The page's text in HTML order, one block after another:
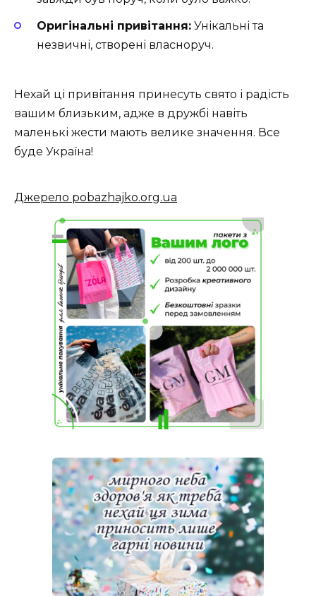
Оригінальні привітання: Унікальні та
незвичні, створені власноруч.
Нехай ці привітання принесуть свято і радість
вашим близьким, адже в дружбі навіть
маленькі жести мають велике значення. Все
буде Україна!
Джерело pobazhajko.org.ua